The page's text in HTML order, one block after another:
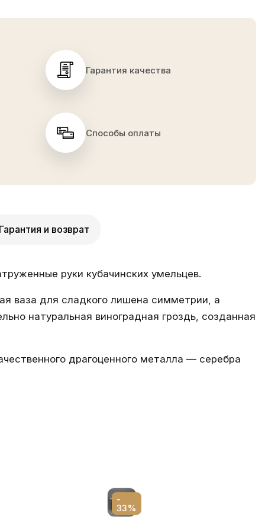
Гарантия качества
Способы оплаты
Гарантия и возврат
руки кубачинских умельцев.
ваза для сладкого лишена симметрии, а
натуральная виноградная гроздь, созданная
драгоценного металла — серебра
-
33%